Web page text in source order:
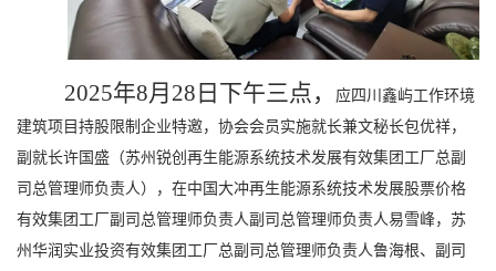
2025年8月28日下午三点，
应四川鑫屿工作环境
建筑项目持股限制企业特邀，协会会员实施就长兼文秘长包优祥，
副就长许国盛（苏州锐创再生能源系统技术发展有效集团工厂总副
司总管理师负责人），在中国大冲再生能源系统技术发展股票价格
有效集团工厂副司总管理师负责人副司总管理师负责人易雪峰，苏
州华润实业投资有效集团工厂总副司总管理师负责人鲁海根、副司